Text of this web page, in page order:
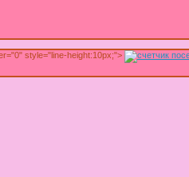
style="line-height:10px;">